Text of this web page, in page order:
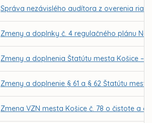
Správa nezávislého audítora z overenia
Zmeny a doplnky č. 4 regulačného plánu
Zmeny a doplnenia Štatútu mesta Košice –
Zmeny a doplnenie § 61 a § 62 Štatútu
Zmena VZN mesta Košice č. 78 o čistote a o